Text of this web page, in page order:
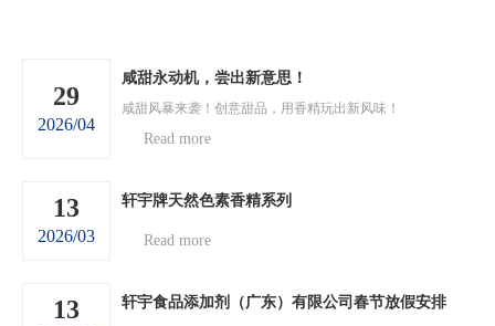
29
2026/04
咸甜永动机，尝出新意思！
咸甜风暴来袭！创意甜品，用香精玩出新风味！
Read more
13
2026/03
轩宇牌天然色素香精系列
Read more
13 轩宇食品添加剂（广东）有限公司春节放假安排